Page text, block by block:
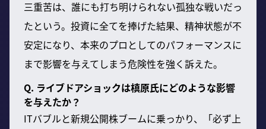
三重苦は、誰にも打ち明けられない孤独な戦いだっ
たという。投資に全てを捧げた結果、精神状態が不
安定になり、本来のプロとしてのパフォーマンスに
まで影響を与えてしまう危険性を強く訴えた。
Q. ライブドアショックは槙原氏にどのような影響
を与えたか？
ITバブルと新規公開株ブームに乗っかり、「必ず上